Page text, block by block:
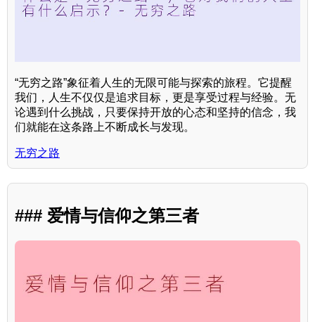
“无穷之路”象征着人生的无限可能与探索的旅程。它提醒
我们，人生不仅仅是追求目标，更是享受过程与经验。无
论遇到什么挑战，只要保持开放的心态和坚持的信念，我
们就能在这条路上不断成长与发现。
无穷之路
### 爱情与信仰之第三者